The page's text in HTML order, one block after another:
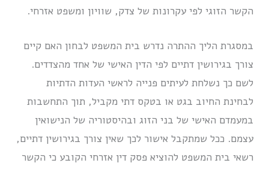
הקשר הזוגי לפי עקרונות של צדק, שוויון ומשפט אזרחי.
במסגרת הליך ההתרה נדרש בית המשפט לבחון האם קיים
צורך בגירושין דתיים לפי הדין האישי של אחד מהצדדים.
לשם כך נשלחת לעיתים פנייה לראשי העדות הדתיות
לבחינת החיוב בגט או בטקס דתי מקביל, תוך התחשבות
במעמדם האישי של בני הזוג ובהיסטוריה של הנישואין
עצמם. ככל שמתקבל אישור לכך שאין צורך בגירושין דתיים,
רשאי בית המשפט להוציא פסק דין אזרחי הקובע כי הקשר